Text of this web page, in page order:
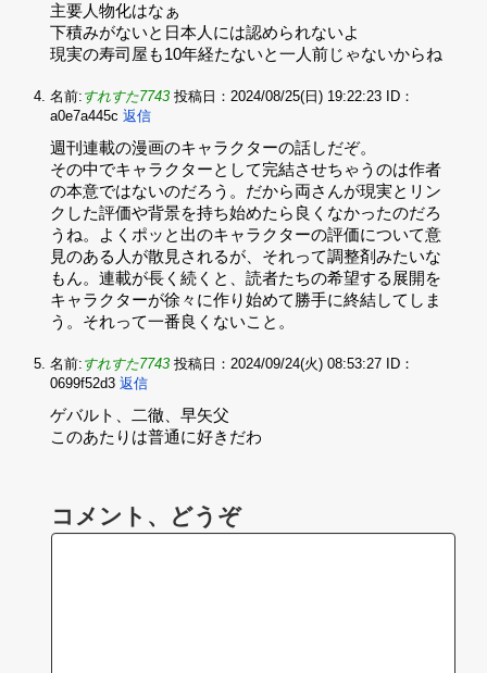
主要人物化はなぁ‌
下積みがないと日本人には認められないよ‌
現実の寿司屋も10年経たないと一人前じゃないからね
名前: すれすた7743 投稿日：2024/08/25(日) 19:22:23
ID：
a0e7a445c 返信
週刊連載の漫画のキャラクターの話しだぞ。‌
その中でキャラクターとして完結させちゃうのは作者
の本意ではないのだろう。だから両さんが現実とリン
クした評価や背景を持ち始めたら良くなかったのだろ
うね。よくポッと出のキャラクターの評価について意
見のある人が散見されるが、それって調整剤みたいな
もん。連載が長く続くと、読者たちの希望する展開を
キャラクターが徐々に作り始めて勝手に終結してしま
う。それって一番良くないこと。
名前: すれすた7743 投稿日：2024/09/24(火) 08:53:27
ID：
0699f52d3 返信
ゲバルト、二徹、早矢父‌
このあたりは普通に好きだわ
コメント、どうぞ